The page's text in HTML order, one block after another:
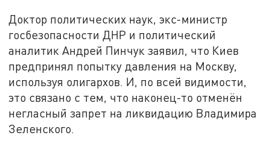
Доктор политических наук, экс-министр
госбезопасности ДНР и политический
аналитик Андрей Пинчук заявил, что Киев
предпринял попытку давления на Москву,
используя олигархов. И, по всей видимости,
это связано с тем, что наконец-то отменён
негласный запрет на ликвидацию Владимира
Зеленского.